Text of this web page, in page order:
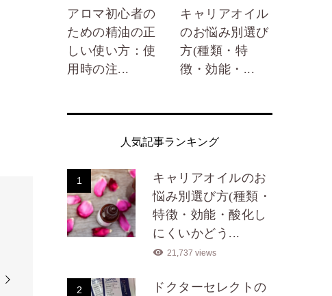
アロマ初心者の
ための精油の正
しい使い方：使
用時の注...
キャリアオイル
のお悩み別選び
方(種類・特
徴・効能・...
人気記事ランキング
1
キャリアオイルのお
悩み別選び方(種類・
特徴・効能・酸化し
にくいかどう...
21,737 views
2
ドクターセレクトの